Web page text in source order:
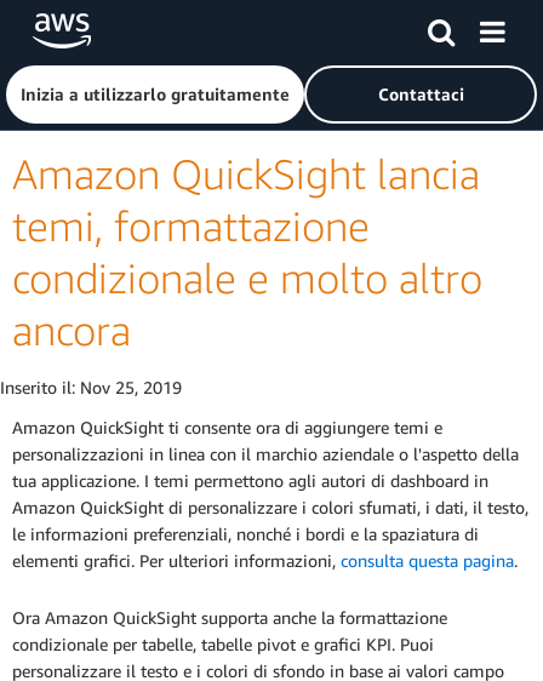
Passa al contenuto principale
Fai clic qui per tornare alla home page di Amazon Web
Inizia a utilizzarlo gratuitamente Contattaci
Amazon QuickSight lancia
temi, formattazione
condizionale e molto altro
ancora
Inserito il: Nov 25, 2019
Amazon QuickSight ti consente ora di aggiungere temi e
personalizzazioni in linea con il marchio aziendale o l'aspetto della
tua applicazione. I temi permettono agli autori di dashboard in
Amazon QuickSight di personalizzare i colori sfumati, i dati, il testo,
le informazioni preferenziali, nonché i bordi e la spaziatura di
elementi grafici. Per ulteriori informazioni, consulta questa pagina.
Ora Amazon QuickSight supporta anche la formattazione
condizionale per tabelle, tabelle pivot e grafici KPI. Puoi
personalizzare il testo e i colori di sfondo in base ai valori campo